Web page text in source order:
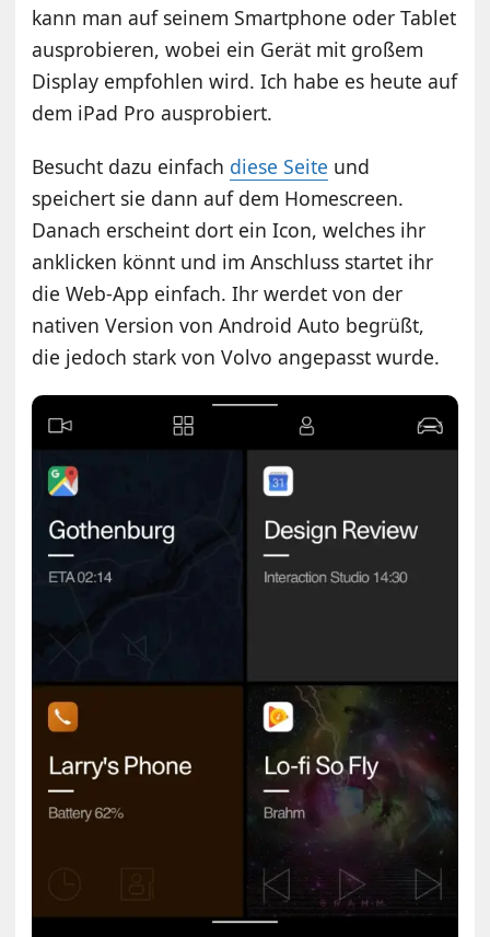
kann man auf seinem Smartphone oder Tablet
ausprobieren, wobei ein Gerät mit großem
Display empfohlen wird. Ich habe es heute auf
dem iPad Pro ausprobiert.
Besucht dazu einfach diese Seite und
speichert sie dann auf dem Homescreen.
Danach erscheint dort ein Icon, welches ihr
anklicken könnt und im Anschluss startet ihr
die Web-App einfach. Ihr werdet von der
nativen Version von Android Auto begrüßt,
die jedoch stark von Volvo angepasst wurde.